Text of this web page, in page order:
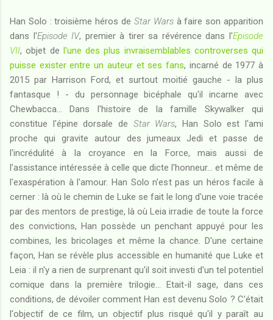
Han Solo : troisième héros de Star Warsà faire son apparition
dans l'Episode IV, premier à tirer sa révérence dans l'Episode
VII, objet de l'une des plus invraisemblables controverses qui
puisse exister entre un auteur et ses fans, incarné de 1977 à
2015 par Harrison Ford, et surtout moitié gauche - la plus
fantasque ! - du personnage bicéphale qu'il incarne avec
Chewbacca... Dans l'histoire de la famille Skywalker qui
constitue l'épine dorsale de Star Wars, Han Solo est l'ami
proche qui gravite autour des jumeaux Jedi et passe de
l'incrédulité à la croyance en la Force, mais aussi de
l'assistance intéressée à celle que dicte l'honneur... et même de
l'exaspération à l'amour. Han Solo n'est pas un héros facile à
cerner : là où le chemin de Luke se fait le long d'une voie tracée
par des mentors de prestige, là où Leia irradie de toute la force
des convictions, Han possède un penchant appuyé pour les
combines, les bricolages et même la chance. D'une certaine
façon, Han se révèle plus accessible en humanité que Luke et
Leia : il n'y a rien de surprenant qu'il soit investi d'un tel potentiel
comique dans la première trilogie... Etait-il sage, dans ces
conditions, de dévoiler comment Han est devenu Solo ? C'était
l'objectif de ce film, un objectif plus risqué qu'il y paraît au